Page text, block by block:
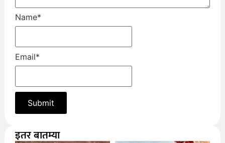
Name*
Email*
इतर बातम्या